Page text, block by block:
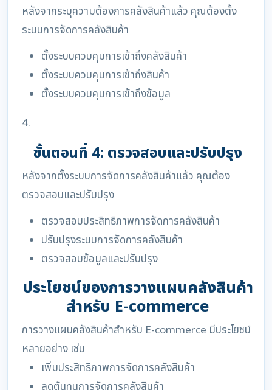
หลังจากระบุความต้องการคลังสินค้าแล้ว คุณต้องตั้ง
ระบบการจัดการคลังสินค้า
ตั้งระบบควบคุมการเข้าถึงคลังสินค้า
ตั้งระบบควบคุมการเข้าถึงสินค้า
ตั้งระบบควบคุมการเข้าถึงข้อมูล
4.
ขั้นตอนที่ 4: ตรวจสอบและปรับปรุง
หลังจากตั้งระบบการจัดการคลังสินค้าแล้ว คุณต้อง
ตรวจสอบและปรับปรุง
ตรวจสอบประสิทธิภาพการจัดการคลังสินค้า
ปรับปรุงระบบการจัดการคลังสินค้า
ตรวจสอบข้อมูลและปรับปรุง
ประโยชน์ของการวางแผนคลังสินค้า
สำหรับ E-commerce
การวางแผนคลังสินค้าสำหรับ E-commerce มีประโยชน์
หลายอย่าง เช่น
เพิ่มประสิทธิภาพการจัดการคลังสินค้า